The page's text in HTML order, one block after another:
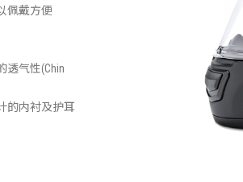
佩戴方便
透气性(Chin
的内衬及护耳